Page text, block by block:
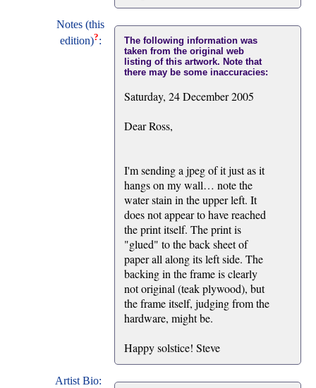
Notes (this
edition)?:
The following information was
taken from the original web
listing of this artwork. Note that
there may be some inaccuracies:
Saturday, 24 December 2005
Dear Ross,
I'm sending a jpeg of it just as it
hangs on my wall… note the
water stain in the upper left. It
does not appear to have reached
the print itself. The print is
"glued" to the back sheet of
paper all along its left side. The
backing in the frame is clearly
not original (teak plywood), but
the frame itself, judging from the
hardware, might be.
Happy solstice! Steve
Artist Bio: